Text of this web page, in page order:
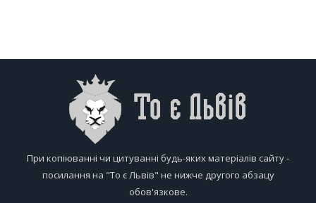
При копіюванні чи цитуванні будь-яких матеріалів сайту -
посилання на "То є Львів" не нижче другого абзацу
обов'язкове.